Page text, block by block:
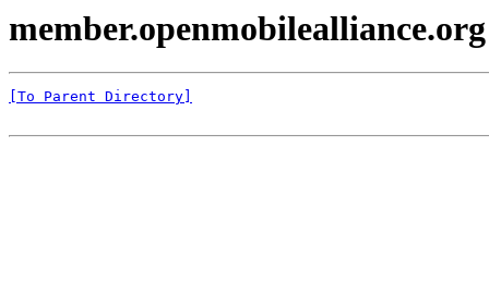
[To Parent Directory]